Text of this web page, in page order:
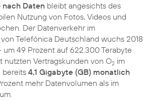
nach Daten bleibt angesichts des
Nutzung von Fotos, Videos und
Der Datenverkehr im
Telefónica Deutschland wuchs 2018
um 49 Prozent auf 622.300 Terabyte
nutzten Vertragskunden von O2 im
bereits 4,1 Gigabyte (GB) monatlich
mehr Datenvolumen als im